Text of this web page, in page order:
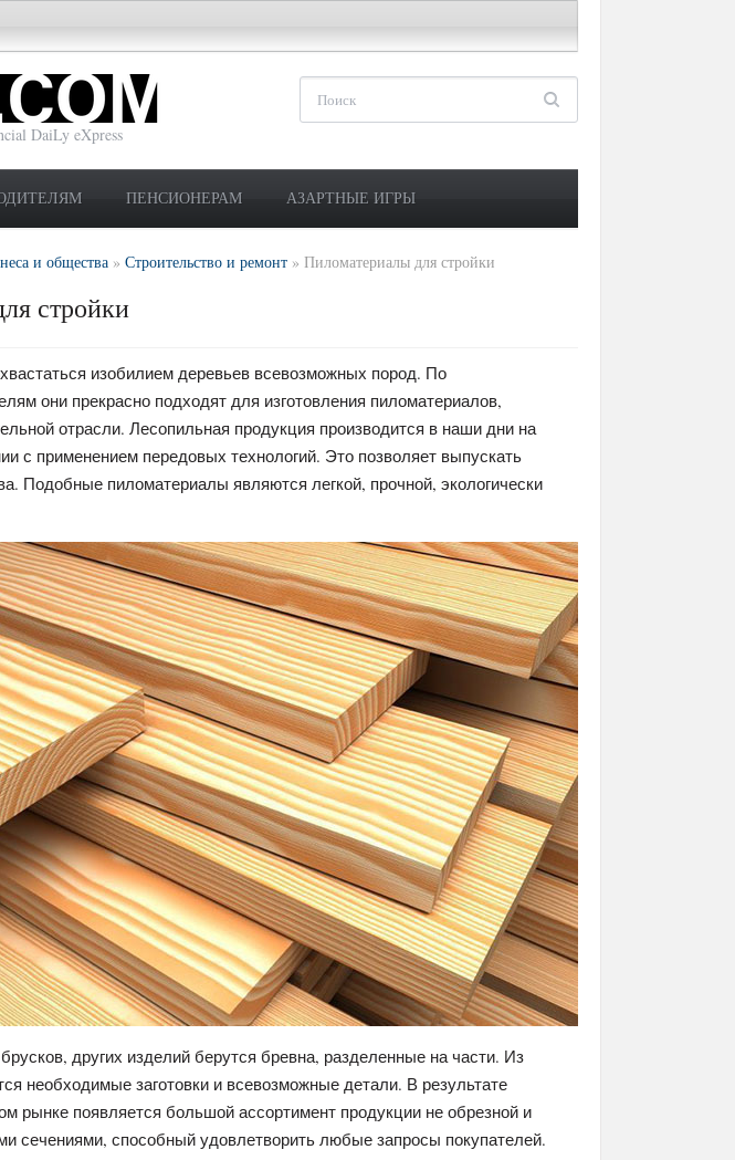
DaiLy eXpress
ПЕНСИОНЕРАМ АЗАРТНЫЕ ИГРЫ
и общества » Строительство и ремонт » Пиломатериалы для стройки
стройки
изобилием деревьев всевозможных пород. По
они прекрасно подходят для изготовления пиломатериалов,
отрасли. Лесопильная продукция производится в наши дни на
с применением передовых технологий. Это позволяет выпускать
Подобные пиломатериалы являются легкой, прочной, экологически
других изделий берутся бревна, разделенные на части. Из
необходимые заготовки и всевозможные детали. В результате
рынке появляется большой ассортимент продукции не обрезной и
сечениями, способный удовлетворить любые запросы покупателей.